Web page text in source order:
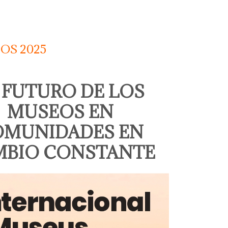
2025
DE LOS
MUSEOS EN
EN
CONSTANTE